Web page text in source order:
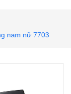
nam nữ 7703